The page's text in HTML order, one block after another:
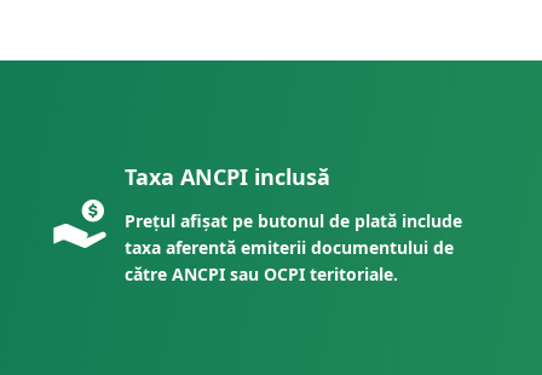
Taxa ANCPI inclusă
Prețul afișat pe butonul de plată include
taxa aferentă emiterii documentului de
către ANCPI sau OCPI teritoriale.